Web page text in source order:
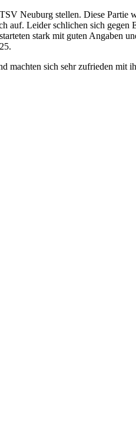
Neuburg stellen. Diese Partie
Leider schlichen sich gegen
stark mit guten Angaben
sich sehr zufrieden mit